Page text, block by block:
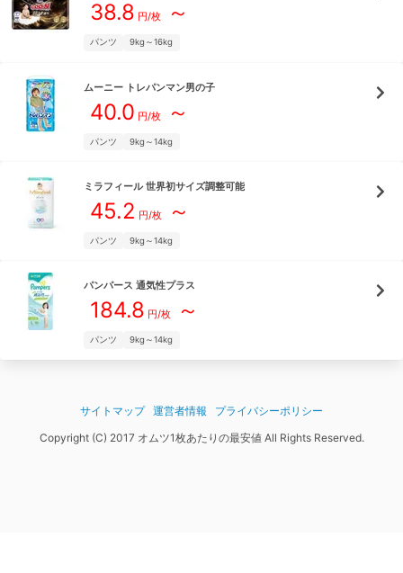
38.8 円/枚～
パンツ 9kg～16kg
ムーニー トレパンマン男の子
40.0 円/枚～
パンツ 9kg～14kg
ミラフィール 世界初サイズ調整可能
45.2 円/枚～
パンツ 9kg～14kg
パンパース 通気性プラス
184.8 円/枚～
パンツ 9kg～14kg
サイトマップ 運営者情報
プライバシーポリシー
Copyright (C) 2017 オムツ1枚あたりの最安値 All Rights Reserved.